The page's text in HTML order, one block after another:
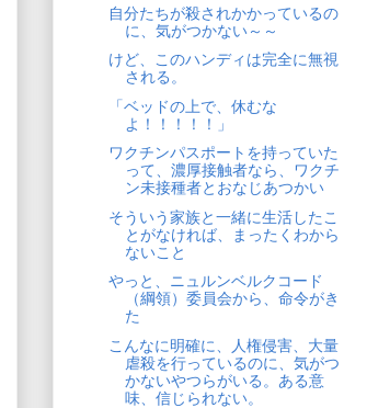
自分たちが殺されかかっているの
に、気がつかない～～
けど、このハンディは完全に無視
される。
「ベッドの上で、休むな
よ！！！！！」
ワクチンパスポートを持っていた
って、濃厚接触者なら、ワクチ
ン未接種者とおなじあつかい
そういう家族と一緒に生活したこ
とがなければ、まったくわから
ないこと
やっと、ニュルンベルクコード
（綱領）委員会から、命令がき
た
こんなに明確に、人権侵害、大量
虐殺を行っているのに、気がつ
かないやつらがいる。ある意
味、信じられない。